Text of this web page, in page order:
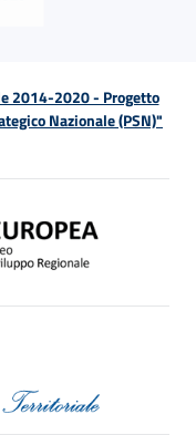
2014-2020 - Progetto
Nazionale (PSN)"